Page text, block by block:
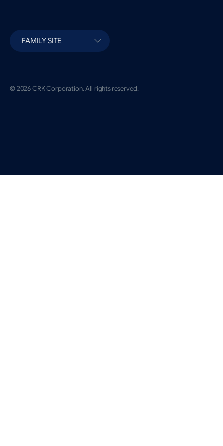
FAMILY SITE
© 2026 CRK Corporation. All rights reserved.